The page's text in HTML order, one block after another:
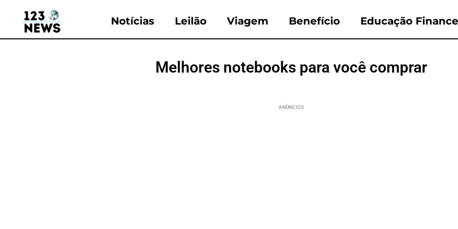
Notícias Leilão Viagem Benefício Educação
Melhores notebooks para você comprar
ANÚNCIOS